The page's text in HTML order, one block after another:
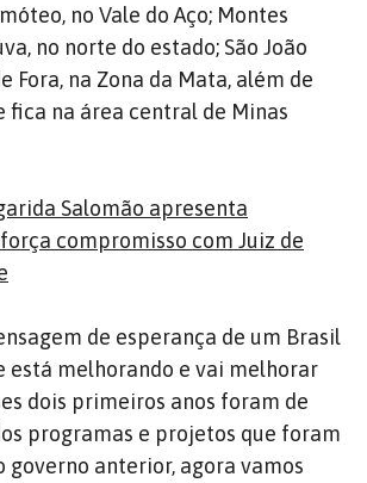
no Vale do Aço; Montes
no norte do estado; São João
Fora, na Zona da Mata, além de
fica na área central de Minas
Salomão apresenta
compromisso com Juiz de
de esperança de um Brasil
está melhorando e vai melhorar
dois primeiros anos foram de
programas e projetos que foram
governo anterior, agora vamos